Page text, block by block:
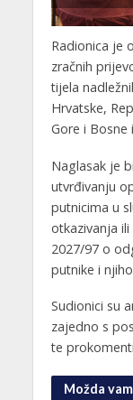
Radionica je
zračnih
tijela
Hrvatske,
Gore i Bosne
Naglasak je
utvrđivanju
putnicima u
otkazivanja
2027/97 o
putnike i
Sudionici su
zajedno s
te
Možda